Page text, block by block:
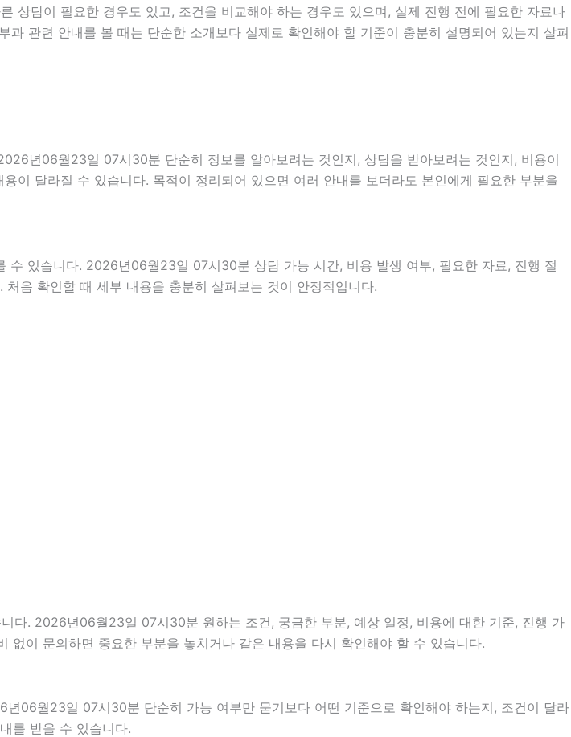
상담이 필요한 경우도 있고, 조건을 비교해야 하는 경우도 있으며, 실제 진행 전에 필요한 자료나
관련 안내를 볼 때는 단순한 소개보다 실제로 확인해야 할 기준이 충분히 설명되어 있는지 살펴
년06월23일 07시30분 단순히 정보를 알아보려는 것인지, 상담을 받아보려는 것인지, 비용이
이 달라질 수 있습니다. 목적이 정리되어 있으면 여러 안내를 보더라도 본인에게 필요한 부분을
있습니다. 2026년06월23일 07시30분 상담 가능 시간, 비용 발생 여부, 필요한 자료, 진행 절
음 확인할 때 세부 내용을 충분히 살펴보는 것이 안정적입니다.
다. 2026년06월23일 07시30분 원하는 조건, 궁금한 부분, 예상 일정, 비용에 대한 기준, 진행 가
이 문의하면 중요한 부분을 놓치거나 같은 내용을 다시 확인해야 할 수 있습니다.
06월23일 07시30분 단순히 가능 여부만 묻기보다 어떤 기준으로 확인해야 하는지, 조건이 달라
를 받을 수 있습니다.